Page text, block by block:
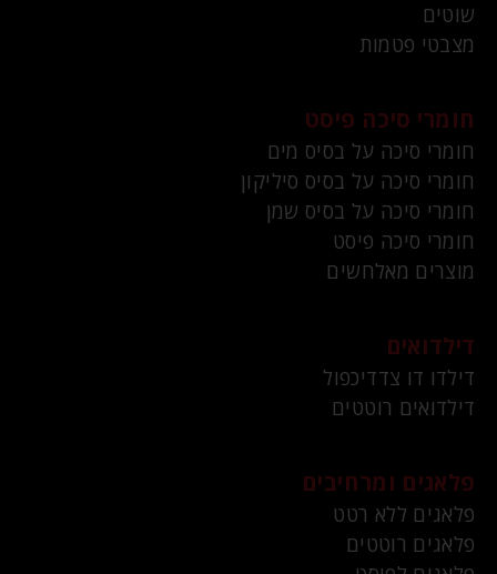
שוטים
מצבטי פטמות
חומרי סיכה פיסט
חומרי סיכה על בסיס מים
חומרי סיכה על בסיס סיליקון
חומרי סיכה על בסיס שמן
חומרי סיכה פיסט
מוצרים מאלחשים
דילדואים
דילדו דו צדדיכפול
דילדואים רוטטים
פלאגים ומרחיבים
פלאגים ללא רטט
פלאגים רוטטים